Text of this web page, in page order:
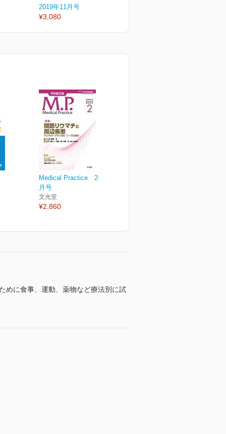
2019年11月号
¥3,080
Medical Practice 2023年2
月号
文光堂
¥2,860
めに食事、運動、薬物など療法別に試